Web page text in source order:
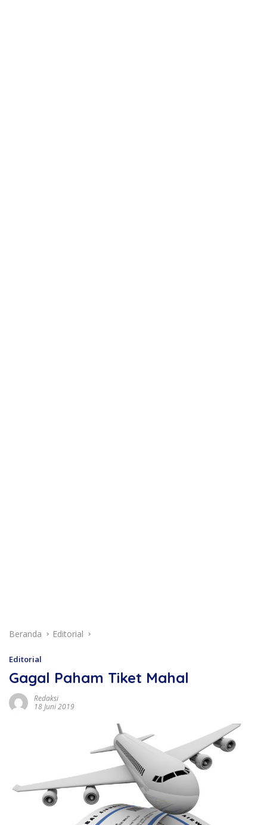
Beranda Editorial
Editorial
Gagal Paham Tiket Mahal
Redaksi
18 Juni 2019